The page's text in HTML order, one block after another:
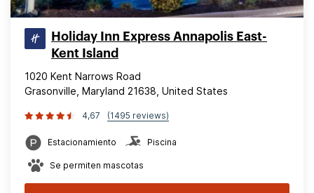
Holiday Inn Express Annapolis East-
Kent Island
1020 Kent Narrows Road
Grasonville, Maryland 21638, United States
4,67 (1495 reviews)
Estacionamiento Piscina
Se permiten mascotas